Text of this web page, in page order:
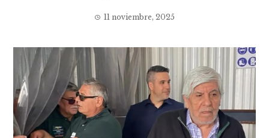
11 noviembre, 2025